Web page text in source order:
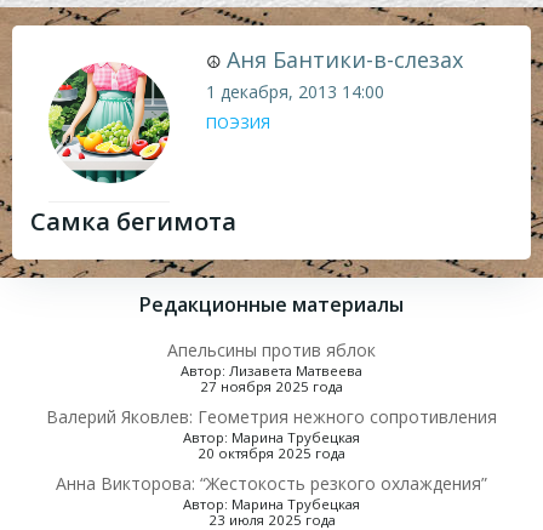
☮ Аня Бантики-в-слезах
1 декабря, 2013 14:00
ПОЭЗИЯ
Самка бегимота
Редакционные материалы
Апельсины против яблок
Автор: Лизавета Матвеева
27 ноября 2025 года
Валерий Яковлев: Геометрия нежного сопротивления
Автор: Марина Трубецкая
20 октября 2025 года
Анна Викторова: “Жестокость резкого охлаждения”
Автор: Марина Трубецкая
23 июля 2025 года